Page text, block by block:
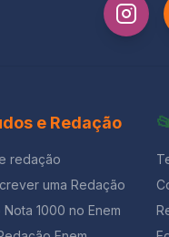
e Redação
redação
uma Redação
1000 no Enem